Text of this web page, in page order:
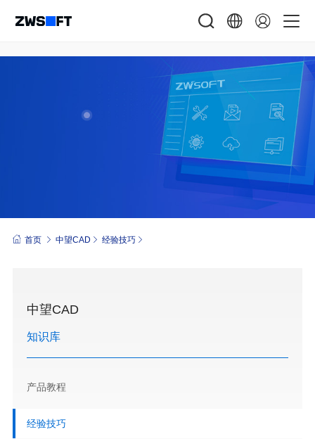
首页 中望CAD 经验技巧
中望CAD
知识库
产品教程
经验技巧